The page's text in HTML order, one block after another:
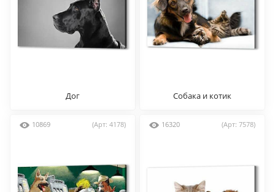
Дог Собака и котик
10869 (Арт: 4178) 16320 (Арт: 7578)